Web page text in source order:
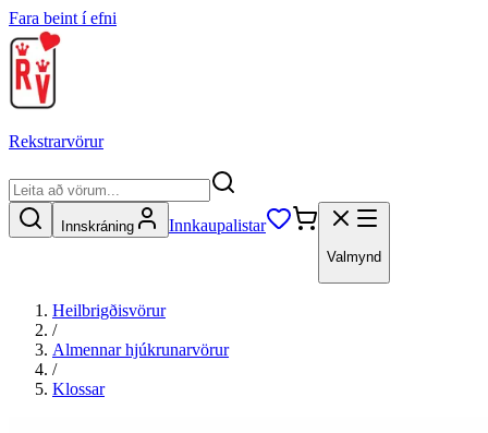
Fara beint í efni
Rekstrarvörur
Innskráning Innkaupalistar
Valmynd
Heilbrigðisvörur
/
Almennar hjúkrunarvörur
/
Klossar